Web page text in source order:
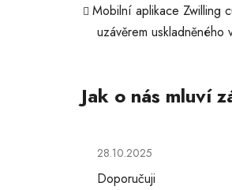
Mobilní aplikace Zwilling
uzávěrem uskladněného
Hodnocení obchodu je 5
28.10.2025
Doporučuji